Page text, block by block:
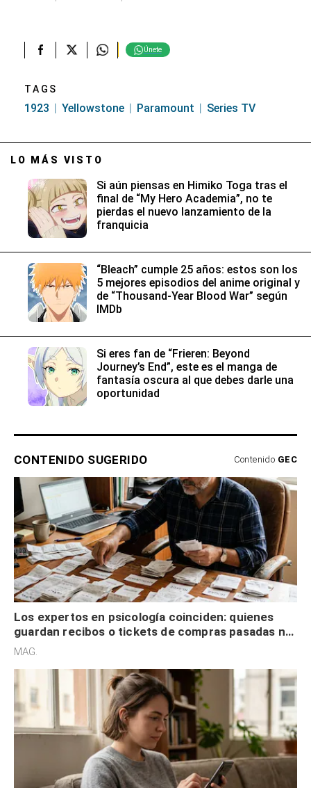
Únete
TAGS
1923 Yellowstone Paramount Series TV
LO MÁS VISTO
Si aún piensas en Himiko Toga tras el
final de “My Hero Academia”, no te
pierdas el nuevo lanzamiento de la
franquicia
“Bleach” cumple 25 años: estos son los
5 mejores episodios del anime original y
de “Thousand-Year Blood War” según
IMDb
Si eres fan de “Frieren: Beyond
Journey’s End”, este es el manga de
fantasía oscura al que debes darle una
oportunidad
CONTENIDO SUGERIDO Contenido GEC
Los expertos en psicología coinciden: quienes
guardan recibos o tickets de compras pasadas no
son acumuladores, sino que tienen necesidad de
MAG.